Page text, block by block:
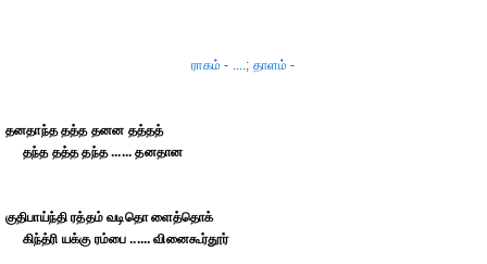
ராகம் - ....; தாளம் -
தனதாந்த தத்த தனன தத்தத்
தந்த தத்த தந்த ...... தனதான
குதிபாய்ந்தி ரத்தம் வடிதொ ளைத்தொக்
கிந்த்ரி யக்கு ரம்பை ...... வினைகூர்தூர்